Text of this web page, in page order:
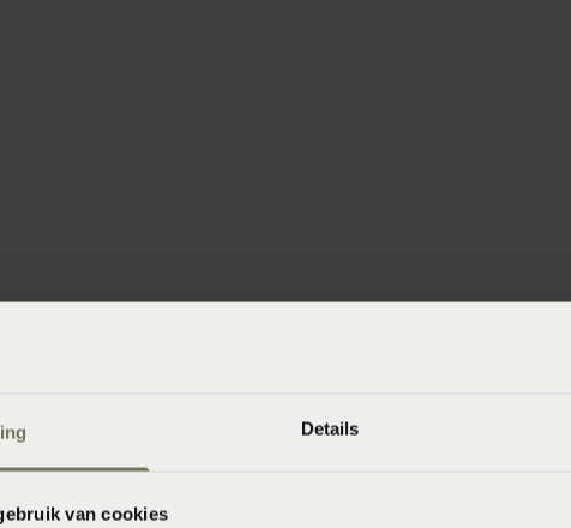
Details
van cookies
winkels
in de winkel. Wil je het product in de winkel